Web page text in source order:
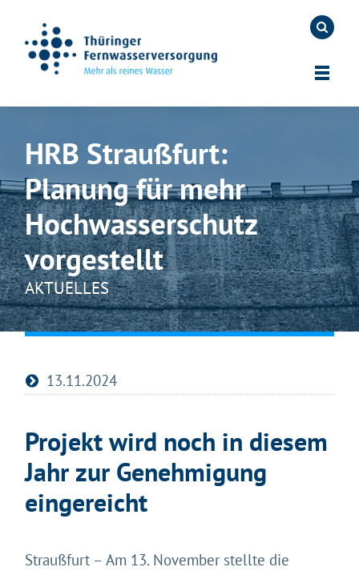
HRB Straußfurt:
Planung für mehr
Hochwasserschutz
vorgestellt
AKTUELLES
13.11.2024
Projekt wird noch in diesem
Jahr zur Genehmigung
eingereicht
Straußfurt – Am 13. November stellte die